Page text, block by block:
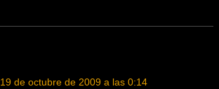
19 de octubre de 2009 a las 0:14